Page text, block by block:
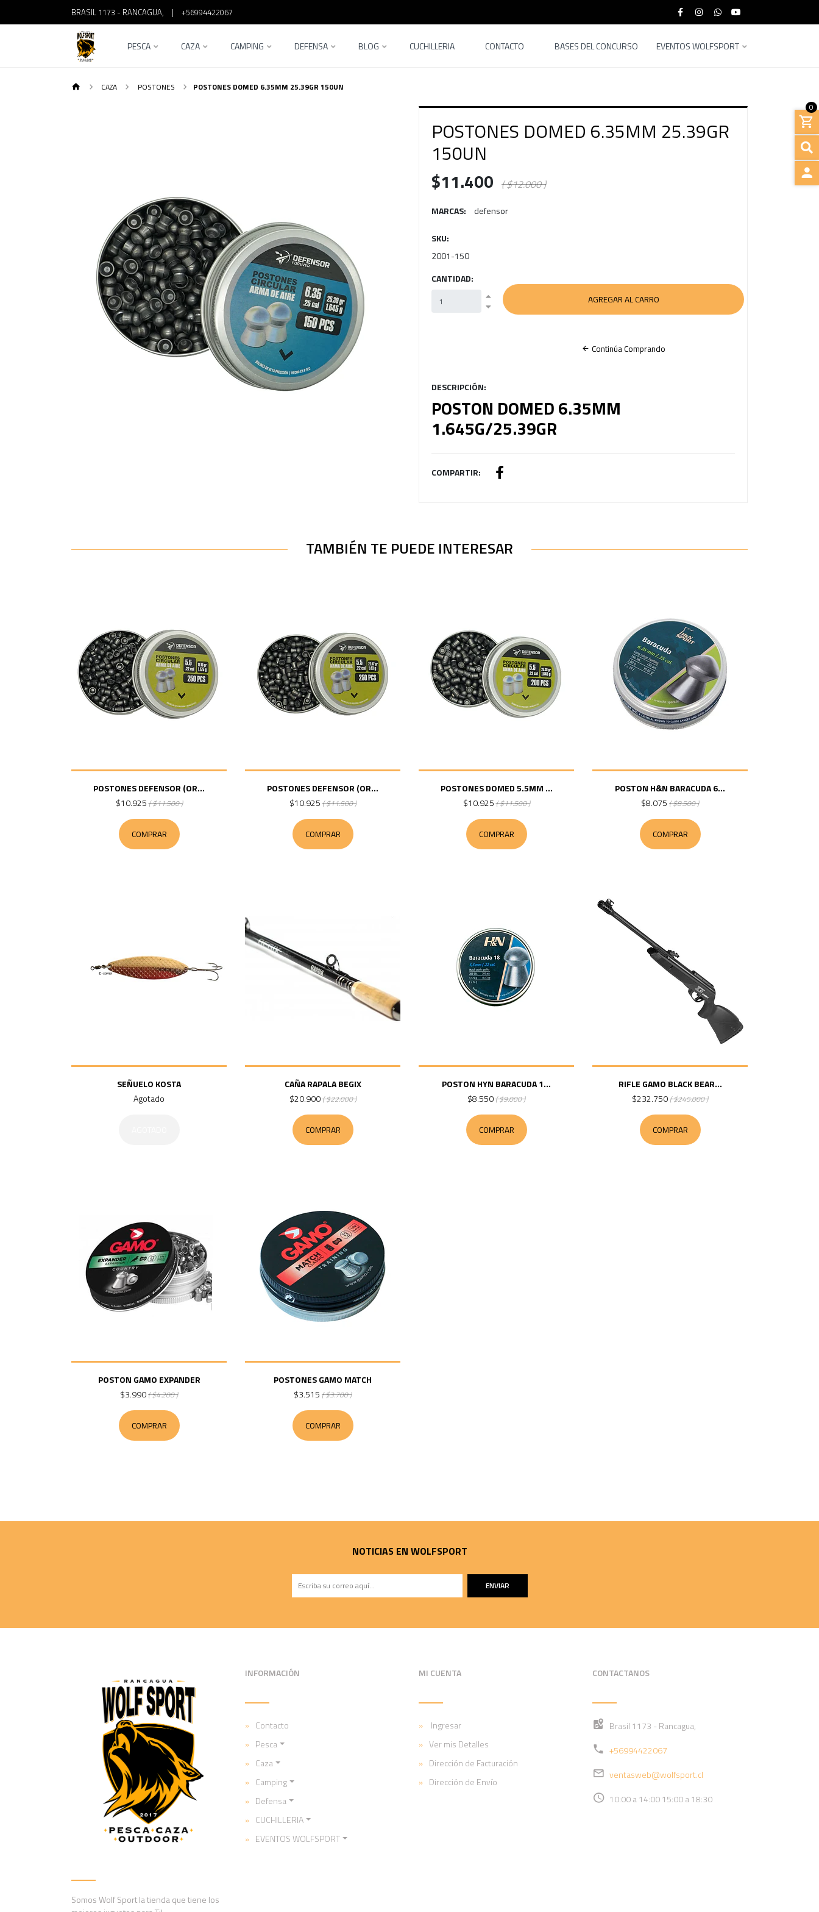
BRASIL 1173 - RANCAGUA, | +56994422067
PESCA CAZA CAMPING DEFENSA BLOG CUCHILLERIA CONTACTO BASES DEL CONCURSO EVENTOS WOLFSPORT
0
CAZA POSTONES POSTONES DOMED 6.35MM 25.39GR 150UN
POSTONES DOMED 6.35MM 25.39GR
150UN
$11.400 ( $12.000 )
MARCAS: defensor
SKU:
2001-150
CANTIDAD:
Continúa Comprando
DESCRIPCIÓN:
POSTON DOMED 6.35MM
1.645G/25.39GR
COMPARTIR:
TAMBIÉN TE PUEDE INTERESAR
POSTONES DEFENSOR (OR...
$10.925( $11.500 )
COMPRAR
POSTONES DEFENSOR (OR...
$10.925( $11.500 )
COMPRAR
POSTONES DOMED 5.5MM ...
$10.925( $11.500 )
COMPRAR
POSTON H&N BARACUDA 6...
$8.075 ( $8.500 )
COMPRAR
SEÑUELO KOSTA
Agotado
CAÑA RAPALA BEGIX
$20.900( $22.000 )
COMPRAR
POSTON HYN BARACUDA 1...
$8.550( $9.000 )
COMPRAR
RIFLE GAMO BLACK BEAR...
$232.750( $245.000 )
COMPRAR
POSTON GAMO EXPANDER
$3.990( $4.200 )
COMPRAR
POSTONES GAMO MATCH
$3.515 ( $3.700 )
COMPRAR
NOTICIAS EN WOLFSPORT
ENVIAR
Somos Wolf Sport la tienda que tiene los
INFORMACIÓN
Contacto
Pesca
Caza
Camping
Defensa
CUCHILLERIA
EVENTOS WOLFSPORT
MI CUENTA
Ingresar
Ver mis Detalles
Dirección de Facturación
Dirección de Envío
CONTACTANOS
Brasil 1173 - Rancagua,
+56994422067
ventasweb@wolfsport.cl
10:00 a 14:00 15:00 a 18:30